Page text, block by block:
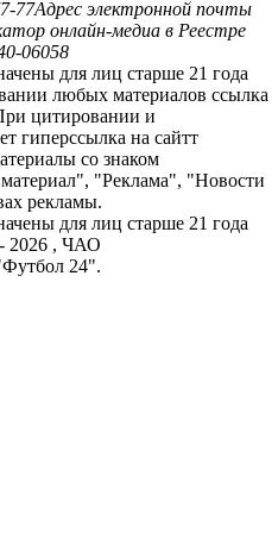
77Адрес электронной почты
онлайн-медиа в Реестре
06058
для лиц старше 21 года
любых материалов ссылка
цитировании и
гиперссылка на сайтт
со знаком
"Реклама", "Новости
рекламы.
для лиц старше 21 года
2026 , ЧАО
24".